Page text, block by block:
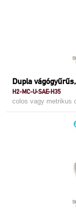
Dupla
H2-MC-U-SAE-H35
colos vagy metrikus